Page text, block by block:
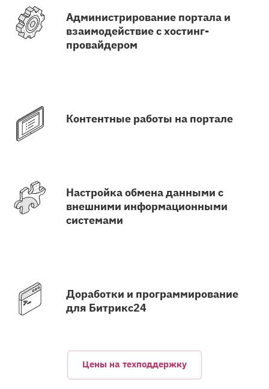
Администрирование портала и
взаимодействие с хостинг-
провайдером
Контентные работы на портале
Настройка обмена данными с
внешними информационными
системами
Доработки и программирование
для Битрикс24
Цены на техподдержку